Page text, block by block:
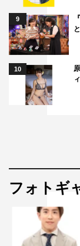
9
10
フォトギ